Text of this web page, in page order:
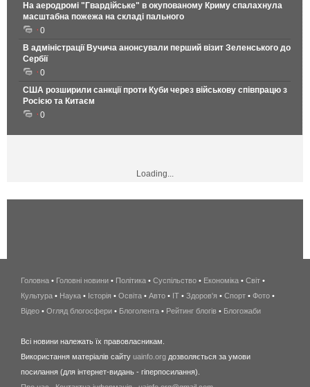
На аеродромі "Гвардійське" в окупованому Криму спалахнула
масштабна пожежа на складі пального
0
В адміністрації Вучича анонсували перший візит Зеленського до
Сербії
0
США розширили санкції проти Куби через військову співпрацю з
Росією та Китаєм
0
Loading...
беспроводной
интернет
киев
wimax
Головна • Головні новини • Політика • Суспільство • Економіка • Світ •
Культура • Наука • Історія • Освіта • Авто • IT • Здоров'я • Спорт • Фото •
Відео • Огляд блогосфери • Блоголента • Рейтинг блогів • Блогожаби
Всі новини належать їх правовласникам.
Використання матеріалів сайту uainfo.org дозволяється за умови
посилання (для інтернет-видань - гіперпосилання).